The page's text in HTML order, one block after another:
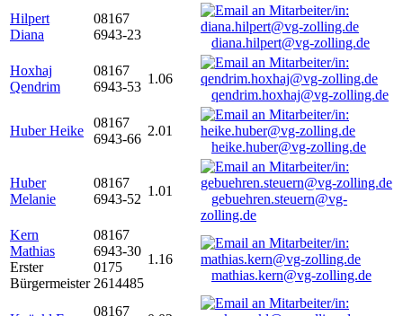
Hilpert
Diana
08167
6943-23
diana.hilpert@vg-zolling.de
Hoxhaj
Qendrim
08167
6943-53
1.06
qendrim.hoxhaj@vg-zolling.de
Huber Heike
08167
6943-66
2.01
heike.huber@vg-zolling.de
Huber
Melanie
08167
6943-52
1.01
gebuehren.steuern@vg-
zolling.de
Kern
Mathias
Erster
Bürgermeister
08167
6943-30
0175
2614485
1.16
mathias.kern@vg-zolling.de
08167